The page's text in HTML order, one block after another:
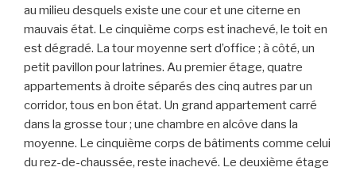
au milieu desquels existe une cour et une citerne en
mauvais état. Le cinquième corps est inachevé, le toit en
est dégradé. La tour moyenne sert d’office ; à côté, un
petit pavillon pour latrines. Au premier étage, quatre
appartements à droite séparés des cinq autres par un
corridor, tous en bon état. Un grand appartement carré
dans la grosse tour ; une chambre en alcôve dans la
moyenne. Le cinquième corps de bâtiments comme celui
du rez-de-chaussée, reste inachevé. Le deuxième étage